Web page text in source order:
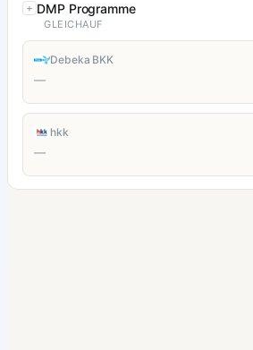
DMP Programme
GLEICHAUF
Debeka BKK
—
hkk
—